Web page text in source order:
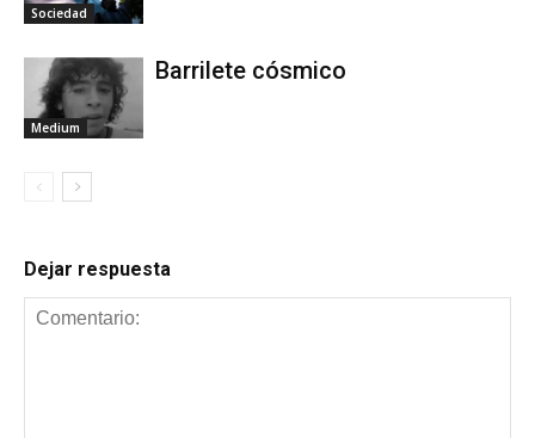
Sociedad
Medium
Barrilete cósmico
Dejar respuesta